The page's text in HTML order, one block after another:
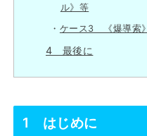
ル》等
ケース3 《爆導索》
4 最後に
1 はじめに